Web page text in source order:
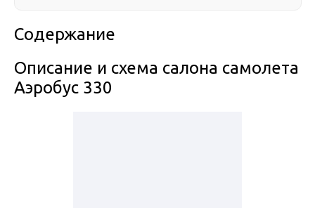
Содержание
Описание и схема салона самолета
Аэробус 330